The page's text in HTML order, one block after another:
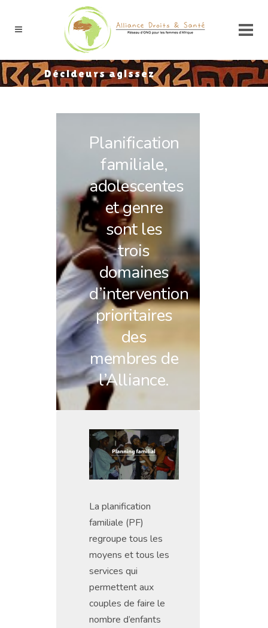
Décideurs agissez
Planification
familiale,
adolescentes
et genre
sont les
trois
domaines
d’intervention
prioritaires
des
membres de
l’Alliance.
La planification
familiale (PF)
regroupe tous les
moyens et tous les
services qui
permettent aux
couples de faire le
nombre d’enfants